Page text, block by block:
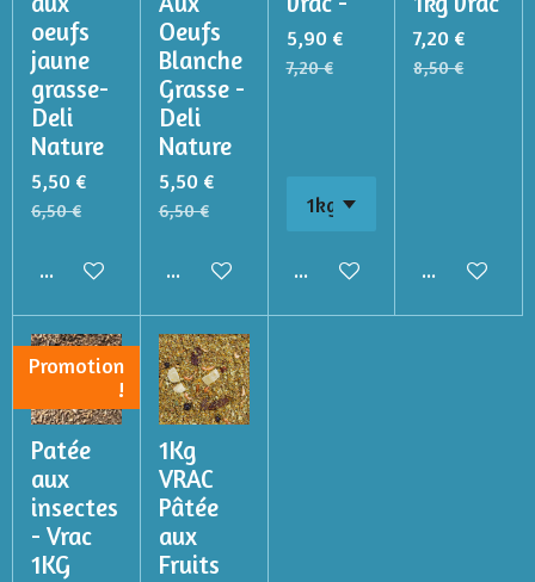
oeufs
jaune
grasse-
Deli
Nature
5,50 €
6,50 €
Ajouter au panier
Oeufs
Blanche
Grasse -
Deli
Nature
5,50 €
6,50 €
Ajouter au panier
5,90 €
7,20 €
Ajouter au panier
7,20 €
8,50 €
Ajouter au
Promotion
!
Patée
aux
insectes
- Vrac
1KG
1Kg
VRAC
Pâtée
aux
Fruits